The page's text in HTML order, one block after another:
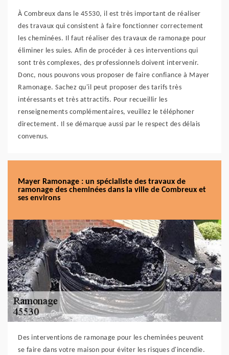
À Combreux dans le 45530, il est très important de réaliser
des travaux qui consistent à faire fonctionner correctement
les cheminées. Il faut réaliser des travaux de ramonage pour
éliminer les suies. Afin de procéder à ces interventions qui
sont très complexes, des professionnels doivent intervenir.
Donc, nous pouvons vous proposer de faire confiance à Mayer
Ramonage. Sachez qu'il peut proposer des tarifs très
intéressants et très attractifs. Pour recueillir les
renseignements complémentaires, veuillez le téléphoner
directement. Il se démarque aussi par le respect des délais
convenus.
Mayer Ramonage : un spécialiste des travaux de
ramonage des cheminées dans la ville de Combreux et
ses environs
Des interventions de ramonage pour les cheminées peuvent
se faire dans votre maison pour éviter les risques d'incendie.